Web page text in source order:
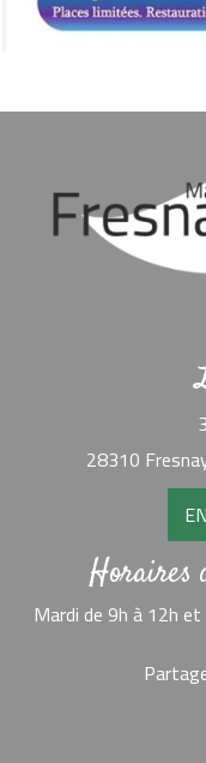
28310
Horaires
Mardi de 9h à 12h